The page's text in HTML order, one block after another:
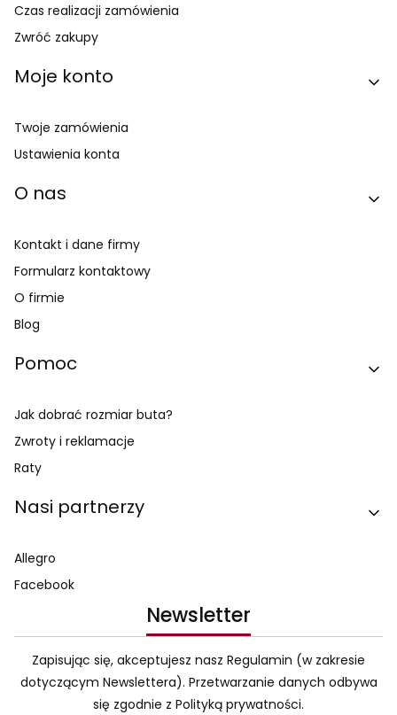
Czas realizacji zamówienia
Zwróć zakupy
Moje konto
Twoje zamówienia
Ustawienia konta
O nas
Kontakt i dane firmy
Formularz kontaktowy
O firmie
Blog
Pomoc
Jak dobrać rozmiar buta?
Zwroty i reklamacje
Raty
Nasi partnerzy
Allegro
Facebook
Newsletter
Zapisując się, akceptujesz nasz Regulamin (w zakresie
dotyczącym Newslettera). Przetwarzanie danych odbywa
się zgodnie z Polityką prywatności.